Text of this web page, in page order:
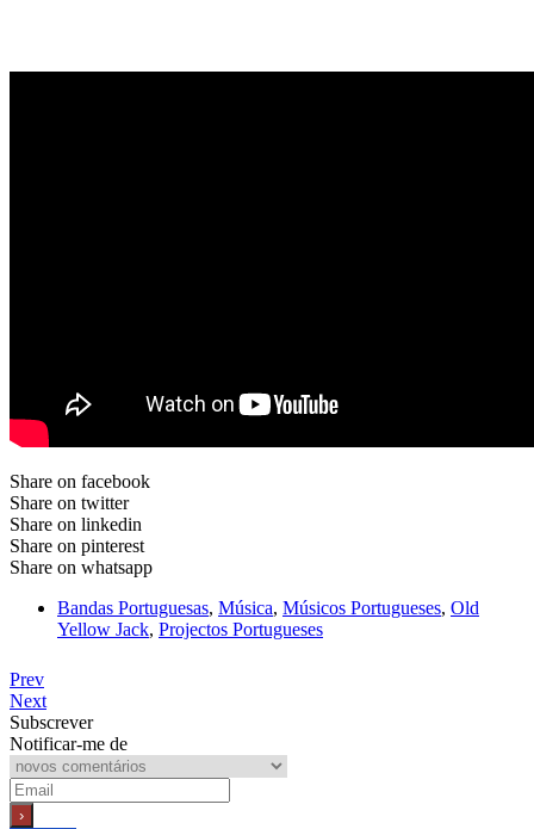
Share on facebook
Share on twitter
Share on linkedin
Share on pinterest
Share on whatsapp
Bandas Portuguesas, Música, Músicos Portugueses, Old
Yellow Jack, Projectos Portugueses
Prev
Next
Subscrever
Notificar-me de